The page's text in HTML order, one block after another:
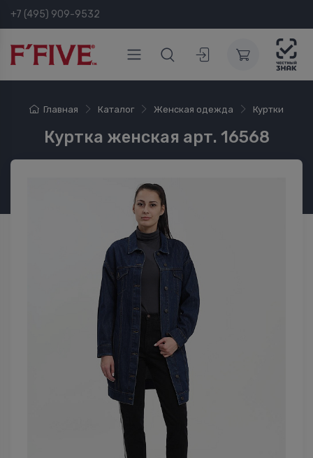
+7 (495) 909-9532
Главная Каталог Женская одежда Куртки
Куртка женская арт. 16568